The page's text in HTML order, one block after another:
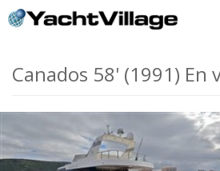
Canados 58' (1991) En